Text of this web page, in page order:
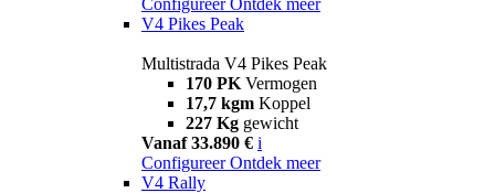
V4 Pikes Peak
Multistrada V4 Pikes Peak
170 PK Vermogen
17,7 kgm Koppel
227 Kg gewicht
Vanaf 33.890 € i
Configureer Ontdek meer
V4 Rally